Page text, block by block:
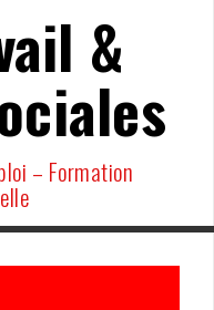
&
– Formation